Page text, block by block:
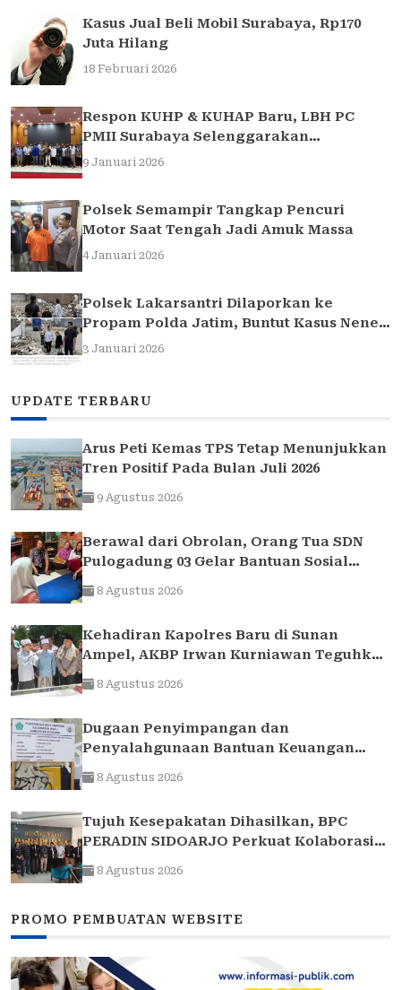
Kasus Jual Beli Mobil Surabaya, Rp170
Juta Hilang
18 Februari 2026
Respon KUHP & KUHAP Baru, LBH PC
PMII Surabaya Selenggarakan
Sarasehan Hukum
9 Januari 2026
Polsek Semampir Tangkap Pencuri
Motor Saat Tengah Jadi Amuk Massa
4 Januari 2026
Polsek Lakarsantri Dilaporkan ke
Propam Polda Jatim, Buntut Kasus Nenek
Elina
3 Januari 2026
UPDATE TERBARU
Arus Peti Kemas TPS Tetap Menunjukkan
Tren Positif Pada Bulan Juli 2026
9 Agustus 2026
Berawal dari Obrolan, Orang Tua SDN
Pulogadung 03 Gelar Bantuan Sosial
untuk Siswa yang Membutuhkan
8 Agustus 2026
Kehadiran Kapolres Baru di Sunan
Ampel, AKBP Irwan Kurniawan Teguhkan
Sinergi Polri dan Ulama
8 Agustus 2026
Dugaan Penyimpangan dan
Penyalahgunaan Bantuan Keuangan
Desa Tropodo . Kec Waru . Kab . Sidoarjo
8 Agustus 2026
Tujuh Kesepakatan Dihasilkan, BPC
PERADIN SIDOARJO Perkuat Kolaborasi
dengan DPRD
8 Agustus 2026
PROMO PEMBUATAN WEBSITE